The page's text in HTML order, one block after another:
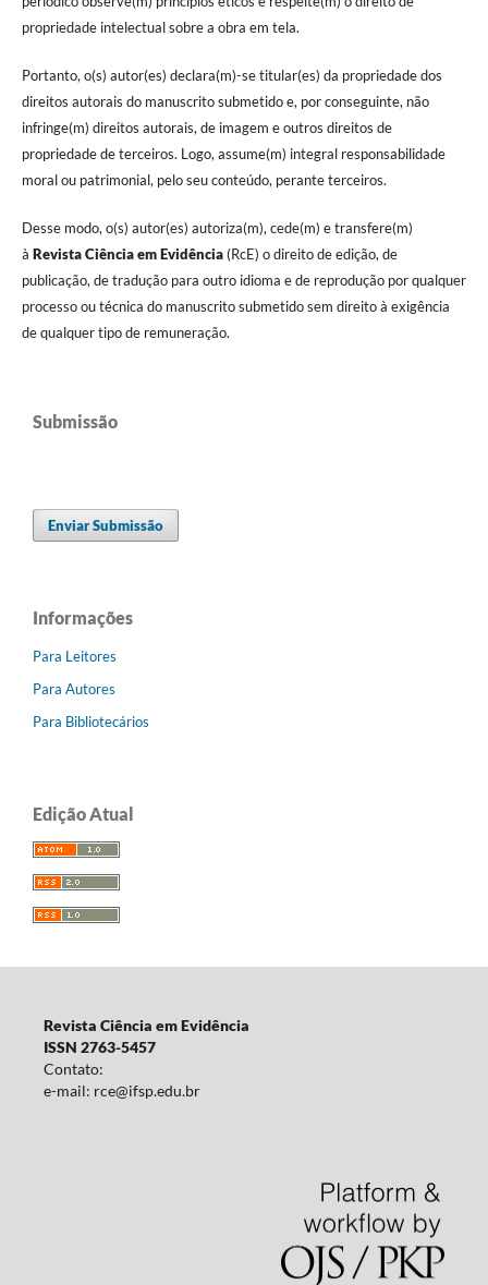
propriedade intelectual sobre a obra em tela.
Portanto, o(s) autor(es) declara(m)-se titular(es) da propriedade dos
direitos autorais do manuscrito submetido e, por conseguinte, não
infringe(m) direitos autorais, de imagem e outros direitos de
propriedade de terceiros. Logo, assume(m) integral responsabilidade
moral ou patrimonial, pelo seu conteúdo, perante terceiros.
Desse modo, o(s) autor(es) autoriza(m), cede(m) e transfere(m)
à Revista Ciência em Evidência(RcE) o direito de edição, de
publicação, de tradução para outro idioma e de reprodução por qualquer
processo ou técnica do manuscrito submetido sem direito à exigência
de qualquer tipo de remuneração.
Submissão
Enviar Submissão
Informações
Para Leitores
Para Autores
Para Bibliotecários
Edição Atual
Revista Ciência em Evidência
ISSN 2763-5457
Contato:
e-mail: rce@ifsp.edu.br